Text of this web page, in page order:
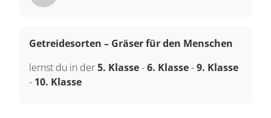
Getreidesorten – Gräser für den Menschen
lernst du in der5. Klasse-6. Klasse-9. Klasse
- 10. Klasse